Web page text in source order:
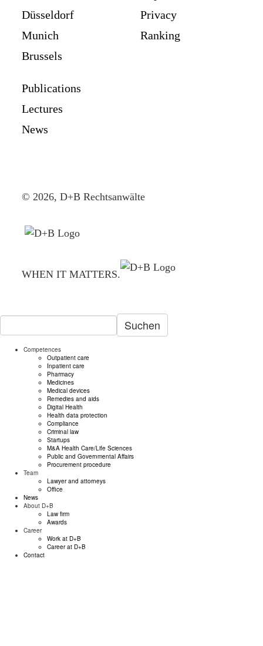
Düsseldorf
Munich
Brussels
Privacy
Ranking
Publications
Lectures
News
© 2026, D+B Rechtsanwälte
WHEN IT MATTERS.
Suchen
Competences
Outpatient care
Inpatient care
Pharmacy
Medicines
Medical devices
Remedies and aids
Digital Health
Health data protection
Compliance
Criminal law
Startups
M&A Health Care/Life Sciences
Public and Governmental Affairs
Procurement procedure
Team
Lawyer and attorneys
Office
News
About D+B
Law firm
Awards
Career
Work at D+B
Career at D+B
Contact